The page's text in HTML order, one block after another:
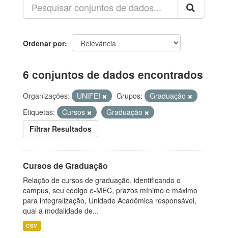
Ordenar por
6 conjuntos de dados encontrados
Organizações: UNIFEI Grupos:
Graduação
Etiquetas:
Cursos
Graduação
Filtrar Resultados
Cursos de Graduação
Relação de cursos de graduação, identificando o
campus, seu código e-MEC, prazos mínimo e máximo
para integralização, Unidade Acadêmica responsável,
qual a modalidade de...
CSV